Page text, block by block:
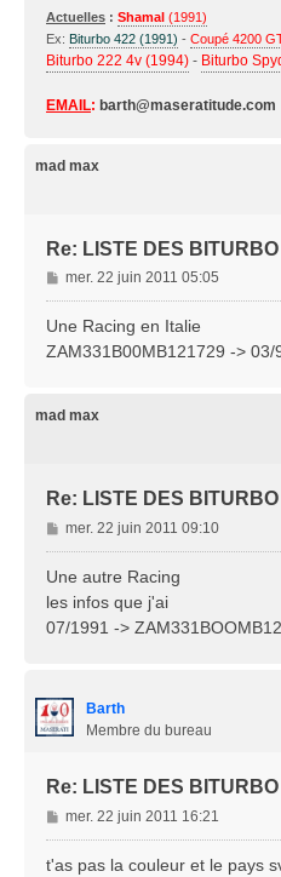
Actuelles : Shamal (1991)
Ex: Biturbo 422 (1991) - Coupé 4200
Biturbo 222 4v (1994) - Biturbo
EMAIL: barth@maseratitude.com
mad max
Re: LISTE DES BITURBO
M
e
s
s
e
mer. 22 juin 2011 05:05
Une Racing en Italie
ZAM331B00MB121729 -> 03/
mad max
Re: LISTE DES BITURBO
M
e
s
g
mer. 22 juin 2011 09:10
Une autre Racing
les infos que j'ai
07/1991 ->
Barth
Membre du bureau
Re: LISTE DES BITURBO
M
e
s
mer. 22 juin 2011 16:21
t'as pas la couleur et le pays